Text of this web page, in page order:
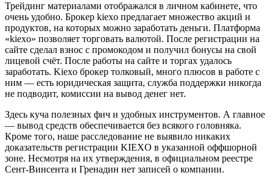
Трейдинг материалами отображался в личном кабинете, что
очень удобно. Брокер kiexo предлагает множество акций и
продуктов, на которых можно заработать деньги. Платформа
«kiexo» позволяет торговать валютой. После регистрации на
сайте сделал взнос с промокодом и получил бонусы на свой
лицевой счёт. После работы на сайте и торгах удалось
заработать. Kiexo брокер толковый, много плюсов в работе с
ним — есть юридическая защита, служба поддержки никогда
не подводит, комиссии на вывод денег нет.
Здесь куча полезных фич и удобных инструментов. А главное
— вывод средств обеспечивается без всякого головняка.
Кроме того, наше расследование не выявило никаких
доказательств регистрации KIEXO в указанной оффшорной
зоне. Несмотря на их утверждения, в официальном реестре
Сент-Винсента и Гренадин нет записей о компании.